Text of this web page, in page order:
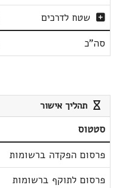
שטח לדרכים
סה"כ
תהליך אישור
סטטוס
פרסום הפקדה ברשומות
פרסום לתוקף ברשומות